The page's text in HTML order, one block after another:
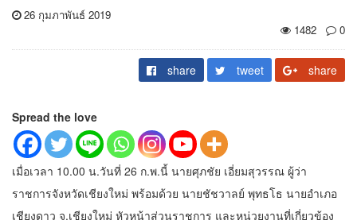
26 กุมภาพันธ์ 2019
1482
0
share tweet share
Spread the love
เมื่อเวลา 10.00 น.วันที่ 26 ก.พ.นี้ นายศุภชัย เอี่ยมสุวรรณ ผู้ว่า
ราชการจังหวัดเชียงใหม่ พร้อมด้วย นายชัชวาลย์ พุทธโธ นายอำเภอ
เชียงดาว จ.เชียงใหม่ หัวหน้าส่วนราชการ และหน่วยงานที่เกี่ยวข้อง